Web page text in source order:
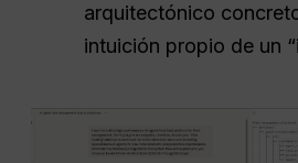
arquitectónico
intuición propio de un